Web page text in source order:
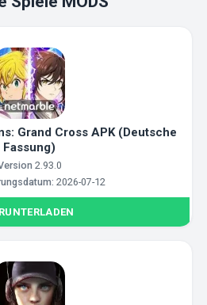
Grand Cross APK (Deutsche
Fassung)
2.93.0
2026-07-12